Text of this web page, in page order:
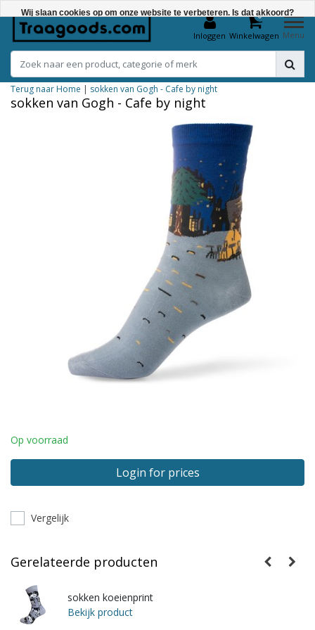
Inloggen
0
Winkelwagen Menu
Terug naar Home | sokken van Gogh - Cafe by night
sokken van Gogh - Cafe by night
Op voorraad
Login for prices
Vergelijk
Gerelateerde producten
sokken koeienprint
Bekijk product
Wij slaan cookies op om onze website te verbeteren. Is dat akkoord?
Nee
Meer over cookies »